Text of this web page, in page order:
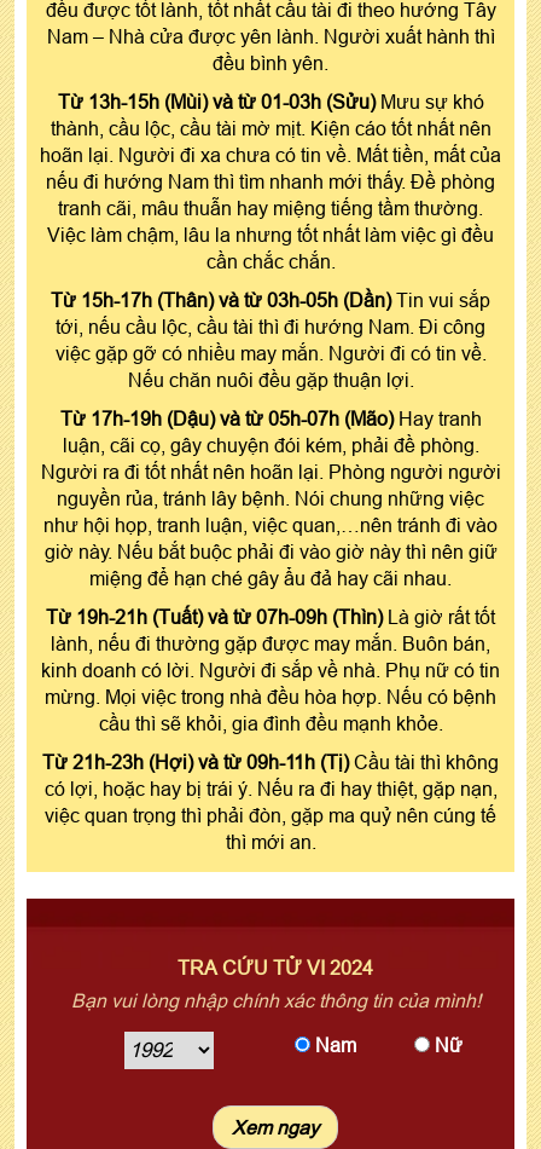
đều được tốt lành, tốt nhất cầu tài đi theo hướng Tây
Nam – Nhà cửa được yên lành. Người xuất hành thì
đều bình yên.
Từ 13h-15h (Mùi) và từ 01-03h (Sửu) Mưu sự khó
thành, cầu lộc, cầu tài mờ mịt. Kiện cáo tốt nhất nên
hoãn lại. Người đi xa chưa có tin về. Mất tiền, mất của
nếu đi hướng Nam thì tìm nhanh mới thấy. Đề phòng
tranh cãi, mâu thuẫn hay miệng tiếng tầm thường.
Việc làm chậm, lâu la nhưng tốt nhất làm việc gì đều
cần chắc chắn.
Từ 15h-17h (Thân) và từ 03h-05h (Dần) Tin vui sắp
tới, nếu cầu lộc, cầu tài thì đi hướng Nam. Đi công
việc gặp gỡ có nhiều may mắn. Người đi có tin về.
Nếu chăn nuôi đều gặp thuận lợi.
Từ 17h-19h (Dậu) và từ 05h-07h (Mão) Hay tranh
luận, cãi cọ, gây chuyện đói kém, phải đề phòng.
Người ra đi tốt nhất nên hoãn lại. Phòng người người
nguyền rủa, tránh lây bệnh. Nói chung những việc
như hội họp, tranh luận, việc quan,…nên tránh đi vào
giờ này. Nếu bắt buộc phải đi vào giờ này thì nên giữ
miệng để hạn ché gây ẩu đả hay cãi nhau.
Từ 19h-21h (Tuất) và từ 07h-09h (Thìn) Là giờ rất tốt
lành, nếu đi thường gặp được may mắn. Buôn bán,
kinh doanh có lời. Người đi sắp về nhà. Phụ nữ có tin
mừng. Mọi việc trong nhà đều hòa hợp. Nếu có bệnh
cầu thì sẽ khỏi, gia đình đều mạnh khỏe.
Từ 21h-23h (Hợi) và từ 09h-11h (Tị) Cầu tài thì không
có lợi, hoặc hay bị trái ý. Nếu ra đi hay thiệt, gặp nạn,
việc quan trọng thì phải đòn, gặp ma quỷ nên cúng tế
thì mới an.
TRA CỨU TỬ VI 2024
Bạn vui lòng nhập chính xác thông tin của mình!
Nam Nữ